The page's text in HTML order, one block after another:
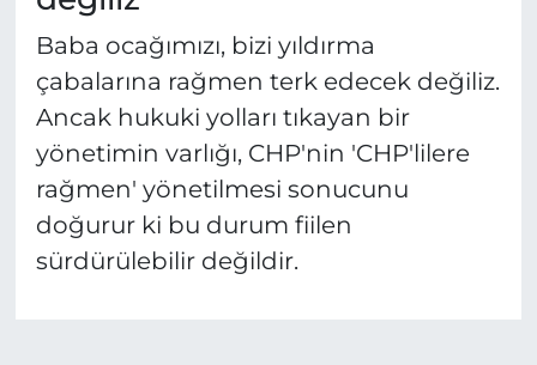
Baba ocağımızı, bizi yıldırma
çabalarına rağmen terk edecek değiliz.
Ancak hukuki yolları tıkayan bir
yönetimin varlığı, CHP'nin 'CHP'lilere
rağmen' yönetilmesi sonucunu
doğurur ki bu durum fiilen
sürdürülebilir değildir.